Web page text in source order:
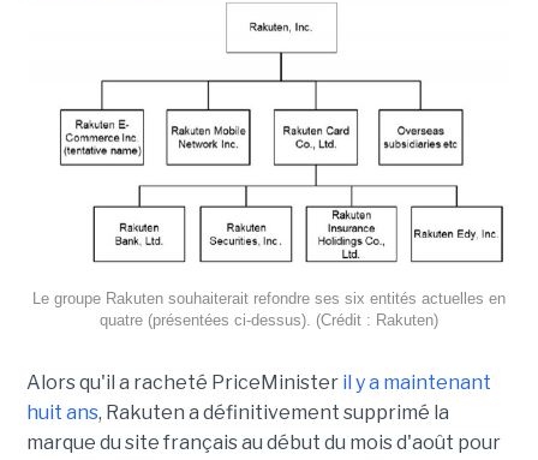
Le groupe Rakuten souhaiterait refondre ses six entités actuelles en
quatre (présentées ci-dessus). (Crédit : Rakuten)
Alors qu'il a racheté PriceMinister il y a maintenant
huit ans, Rakuten a définitivement supprimé la
marque du site français au début du mois d'août pour